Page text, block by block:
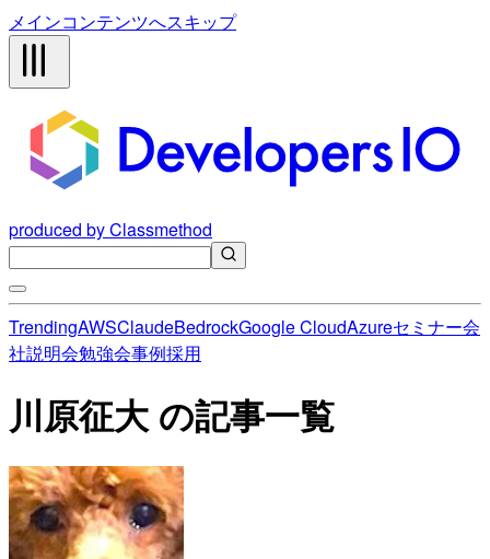
メインコンテンツへスキップ
produced by Classmethod
TrendingAWSClaudeBedrockGoogle CloudAzureセミナー会
社説明会勉強会事例採用
川原征大 の記事一覧